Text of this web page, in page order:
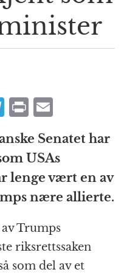
g
a
t
i
T
el
e
g
r
a
m
P
n
t
ai
l
Senatet har
USAs
lenge vært en av
nære allierte.
Trumps
riksrettssaken
som del av et